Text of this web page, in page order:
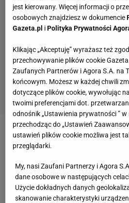
Zobacz wideo
Adam Nawałka wróci do
Roman Kołtoń zdradza, co od
jest kierowany. Więcej informacji o
osobowych znajdziesz w dokumencie
Gazeta.pl iPolityka Prywatności
Klikając „Akceptuję” wyrażasz też
przechowywanie plików cookie
Zaufanych Partnerów i Agora S.A. na
końcowym. Możesz w każdej chwili
dotyczące plików cookie, wywołując
twoimi preferencjami dot.
odnośnik „Ustawienia prywatności ”
przechodząc do „Ustawień
ustawień plików cookie możliwa jest
przeglądarki.
My, nasi Zaufani Partnerzy i Agora
dane osobowe w następujących
Użycie dokładnych danych
skanowanie charakterystyki